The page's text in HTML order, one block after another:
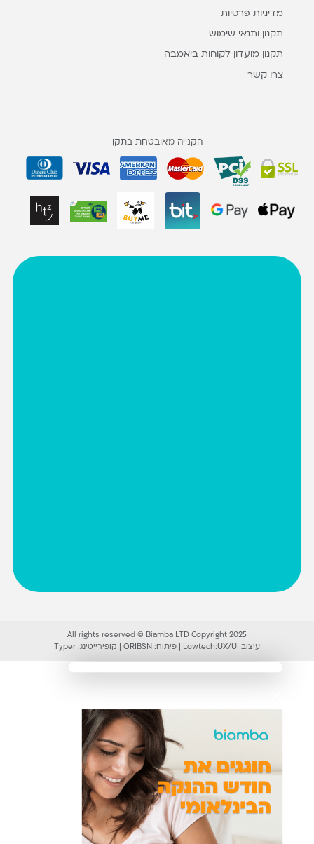
מדיניות פרטיות
תקנון ותנאי שימוש
תקנון מועדון לקוחות ביאמבה
צרו קשר
הקנייה מאובטחת בתקן
All rights reserved © Biamba LTD Copyright 2025
עיצוב UX/UI:
Lowtech פיתוח: ORIBSN קופירייטינג: Typer